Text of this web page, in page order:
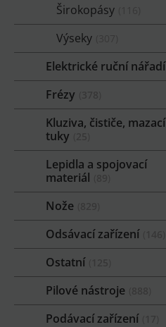
Širokopásy
Výseky
Elektrické ruční nářadí
Frézy
Kluziva, čističe, mazací
tuky
Lepidla a spojovací
materiál
Nože
Odsávací zařízení
Ostatní
Pilové nástroje
Podávací zařízení